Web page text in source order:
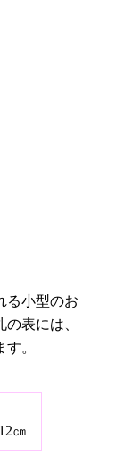
る小型のお
表には、
。
㎝